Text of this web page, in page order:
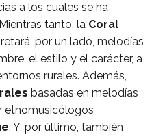
a los cuales se ha
tanto, la Coral
por un lado, melodías
el estilo y el carácter, a
rurales. Además,
basadas en melodías
etnomusicólogos
. Y, por último, también